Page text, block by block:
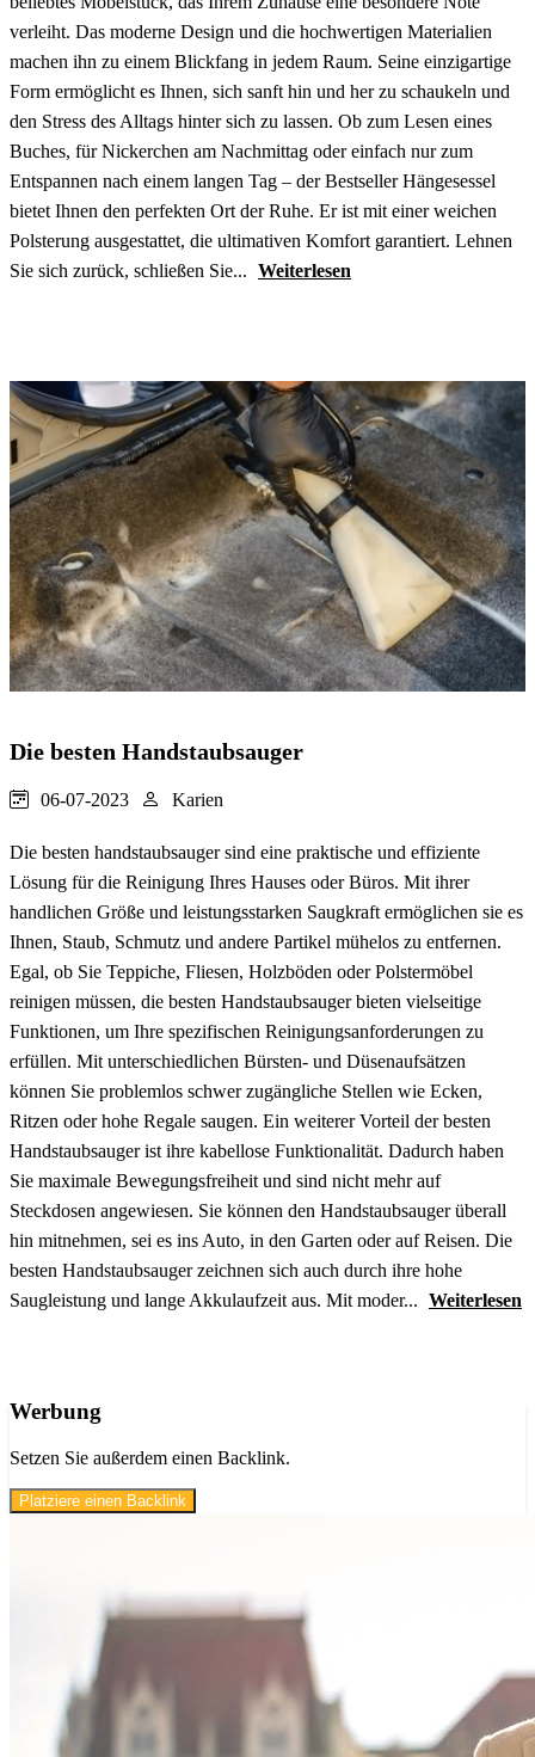
verleiht. Das moderne Design und die hochwertigen Materialien
machen ihn zu einem Blickfang in jedem Raum. Seine einzigartige
Form ermöglicht es Ihnen, sich sanft hin und her zu schaukeln und
den Stress des Alltags hinter sich zu lassen. Ob zum Lesen eines
Buches, für Nickerchen am Nachmittag oder einfach nur zum
Entspannen nach einem langen Tag – der Bestseller Hängesessel
bietet Ihnen den perfekten Ort der Ruhe. Er ist mit einer weichen
Polsterung ausgestattet, die ultimativen Komfort garantiert. Lehnen
Sie sich zurück, schließen Sie... Weiterlesen
Die besten Handstaubsauger
06-07-2023 Karien
Die besten handstaubsauger sind eine praktische und effiziente
Lösung für die Reinigung Ihres Hauses oder Büros. Mit ihrer
handlichen Größe und leistungsstarken Saugkraft ermöglichen sie es
Ihnen, Staub, Schmutz und andere Partikel mühelos zu entfernen.
Egal, ob Sie Teppiche, Fliesen, Holzböden oder Polstermöbel
reinigen müssen, die besten Handstaubsauger bieten vielseitige
Funktionen, um Ihre spezifischen Reinigungsanforderungen zu
erfüllen. Mit unterschiedlichen Bürsten- und Düsenaufsätzen
können Sie problemlos schwer zugängliche Stellen wie Ecken,
Ritzen oder hohe Regale saugen. Ein weiterer Vorteil der besten
Handstaubsauger ist ihre kabellose Funktionalität. Dadurch haben
Sie maximale Bewegungsfreiheit und sind nicht mehr auf
Steckdosen angewiesen. Sie können den Handstaubsauger überall
hin mitnehmen, sei es ins Auto, in den Garten oder auf Reisen. Die
besten Handstaubsauger zeichnen sich auch durch ihre hohe
Saugleistung und lange Akkulaufzeit aus. Mit moder... Weiterlesen
Werbung
Setzen Sie außerdem einen Backlink.
Platziere einen Backlink